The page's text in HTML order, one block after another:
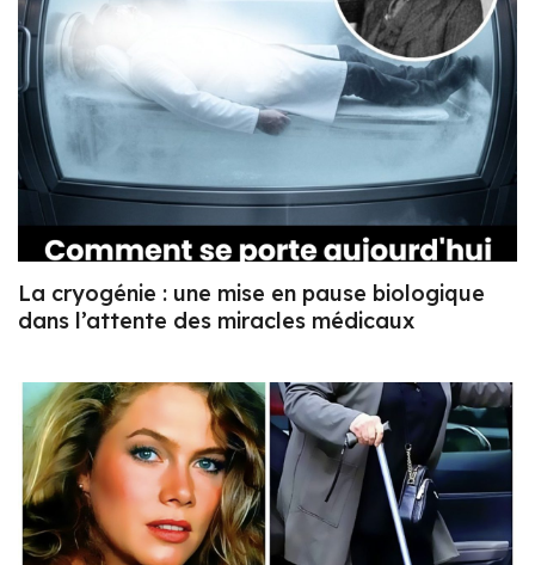
La cryogénie : une mise en pause biologique
dans l’attente des miracles médicaux